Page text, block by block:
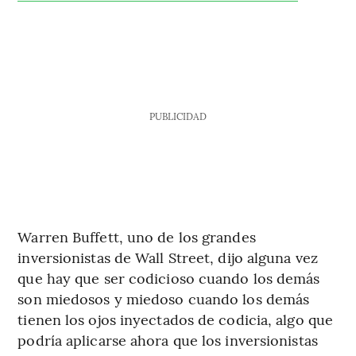
PUBLICIDAD
Warren Buffett, uno de los grandes
inversionistas de Wall Street, dijo alguna vez
que hay que ser codicioso cuando los demás
son miedosos y miedoso cuando los demás
tienen los ojos inyectados de codicia, algo que
podría aplicarse ahora que los inversionistas